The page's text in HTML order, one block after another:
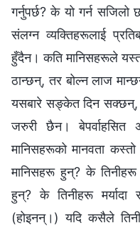
गर्नुपर्छ? के यो गर्न
संलग्‍न व्यक्तिहरूलाई
हुँदैन। कति मानिसहरूले
ठान्छन्, तर बोल्न लाज
यसबारे सङ्केत दिन
जरुरी छैन। बेपर्वाहसित
मानिसहरूको मानवता
मानिसहरू हुन्? के तिनीहरू
हुन्? के तिनीहरू मर्यादा
(होइनन्।) यदि कसैले